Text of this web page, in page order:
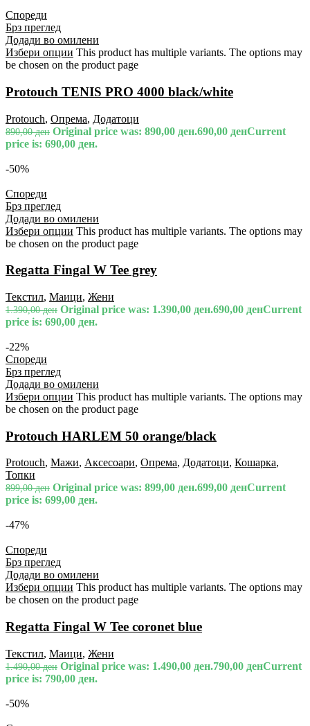
Спореди
Брз преглед
Додади во омилени
Избери опции This product has multiple variants. The options may
be chosen on the product page
Protouch TENIS PRO 4000 black/white
Protouch, Опрема, Додатоци
890,00ден Original price was: 890,00 ден.690,00 денCurrent
price is: 690,00 ден.
-50%
Спореди
Брз преглед
Додади во омилени
Избери опции This product has multiple variants. The options may
be chosen on the product page
Regatta Fingal W Tee grey
Текстил, Маици, Жени
1.390,00ден Original price was: 1.390,00 ден.690,00 денCurrent
price is: 690,00 ден.
-22%
Спореди
Брз преглед
Додади во омилени
Избери опции This product has multiple variants. The options may
be chosen on the product page
Protouch HARLEM 50 orange/black
Protouch, Мажи, Аксесоари, Опрема, Додатоци, Кошарка,
Топки
899,00ден Original price was: 899,00 ден.699,00 денCurrent
price is: 699,00 ден.
-47%
Спореди
Брз преглед
Додади во омилени
Избери опции This product has multiple variants. The options may
be chosen on the product page
Regatta Fingal W Tee coronet blue
Текстил, Маици, Жени
1.490,00ден Original price was: 1.490,00 ден.790,00 денCurrent
price is: 790,00 ден.
-50%